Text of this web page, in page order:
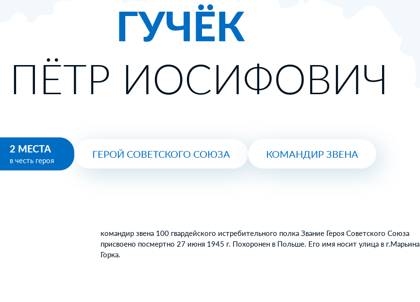
ГУЧЁК
ПЁТР ИОСИФОВИЧ
2 МЕСТА
в честь героя
ГЕРОЙ СОВЕТСКОГО СОЮЗА КОМАНДИР ЗВЕНА
командир звена 100 гвардейского истребительного полка Звание Героя Советского Союза
присвоено посмертно 27 июня 1945 г. Похоронен в Польше. Его имя носит улица в г.Марьина
Горка.